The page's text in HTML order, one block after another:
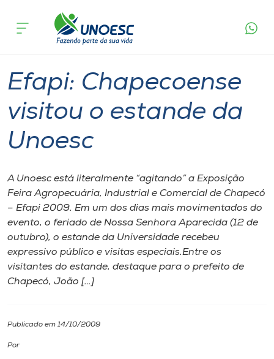
Cursos
Pesquisa
Atendimento ao Estudante
Portal de Ensino
Unoesc
Internacionalização
acontece
Efapi: Chapecoense
visitou o estande da
Unoesc
A Unoesc está literalmente “agitando” a Exposição
Feira Agropecuária, Industrial e Comercial de Chapecó
– Efapi 2009. Em um dos dias mais movimentados do
evento, o feriado de Nossa Senhora Aparecida (12 de
outubro), o estande da Universidade recebeu
expressivo público e visitas especiais.Entre os
visitantes do estande, destaque para o prefeito de
Chapecó, João […]
Publicado em 14/10/2009
Por